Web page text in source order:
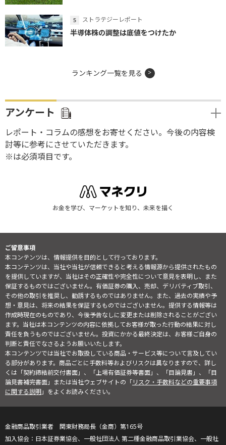
ストラテジーレポート
半導体株の調整は底値をつけたか
ランキング一覧を見る
アンケート
レポート・コラムの感想をお寄せください。今後の内容検
討等に参考にさせていただきます。
※は必須項目です。
お金を学び、マーケットを知り、未来を描く
ご留意事項
本コンテンツは、情報提供を目的として行っております。
本コンテンツは、当社や当社が信頼できると考える情報源から提供されたもの
を提供していますが、当社はその正確性や完全性について意見を表明し、また
保証するものではございません。有価証券の購入、売却、デリバティブ取引、
その他の取引を推奨し、勧誘するものではありません。また、過去の実績や予
想・意見は、将来の結果を保証するものではございません。提供する情報等は
作成時現在のものであり、今後予告なしに変更または削除されることがござい
ます。当社は本コンテンツの内容に依拠してお客様が取った行動の結果に対し
責任を負うものではございません。投資にかかる最終決定は、お客様ご自身の
判断と責任でなさるようお願いいたします。
本コンテンツでは当社でお取扱している商品・サービス等について言及してい
る部分があります。商品ごとに手数料等およびリスクは異なりますので、詳し
くは「契約締結前交付書面」、「上場有価証券等書面」、「目論見書」、「目
論見書補完書面」または当社ウェブサイトの「リスク・手数料などの重要事項
に関する説明」をよくお読みください。
金融商品取引業者 関東財務局長（金商）第165号
日本証券業協会、一般社団法人 第二種金融商品取引業協会、一般社